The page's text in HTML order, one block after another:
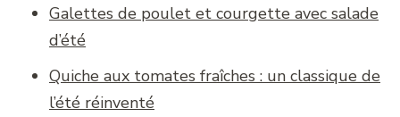
Galettes de poulet et courgette avec salade
d’été
Quiche aux tomates fraîches : un classique de
l’été réinventé